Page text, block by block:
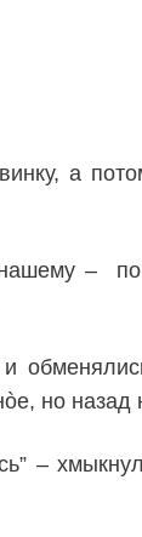
а
нашему –
но назад
–